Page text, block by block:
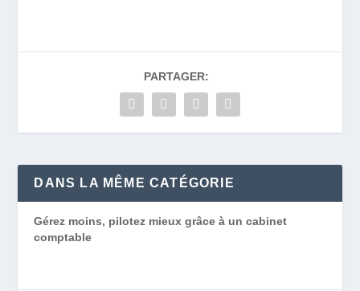
PARTAGER:
DANS LA MÊME CATÉGORIE
Gérez moins, pilotez mieux grâce à un cabinet
comptable